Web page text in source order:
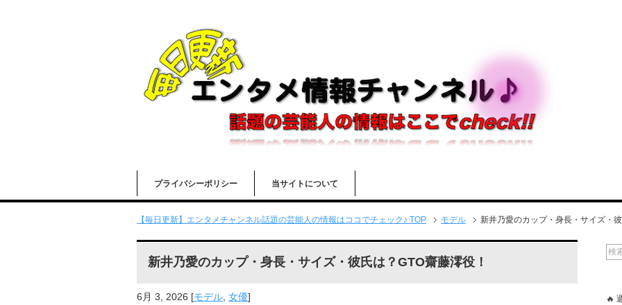
プライバシーポリシー 当サイトについて
【毎日更新】エンタメチャンネル話題の芸能人の情報はココでチェック♪ TOP モデル 新井乃愛のカップ・身長・サイズ・
新井乃愛のカップ・身長・サイズ・彼氏は？GTO齋藤澪役！
6月 3, 2026 [モデル 女優] 🔥